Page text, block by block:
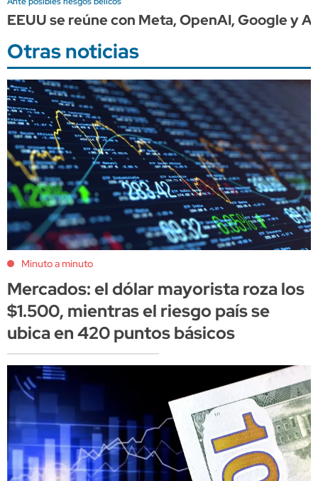
EEUU se reúne con Meta, OpenAI, Google y
Otras noticias
Minuto a minuto
Mercados: el dólar mayorista roza los
$1.500, mientras el riesgo país se
ubica en 420 puntos básicos